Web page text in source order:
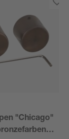
"Chicago"
Ø